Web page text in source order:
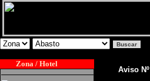
Zona / Hotel
Aviso Nº